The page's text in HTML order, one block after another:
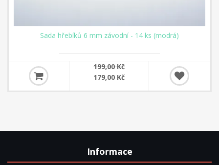
Sada hřebíků 6 mm závodní - 14 ks (modrá)
199,00 Kč
179,00 Kč
Informace